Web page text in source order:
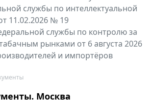
службы по интеллектуальной
11.02.2026 № 19
службы по контролю за
рынками от 6 августа 2026
и импортёров
Москва